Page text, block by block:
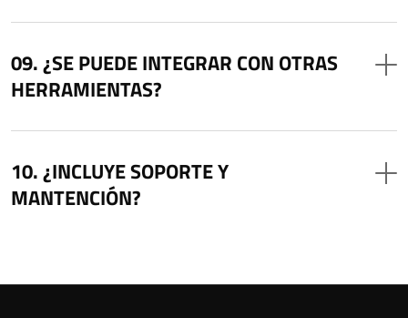
¿SE PUEDE INTEGRAR CON OTRAS
HERRAMIENTAS?
¿INCLUYE SOPORTE Y
MANTENCIÓN?